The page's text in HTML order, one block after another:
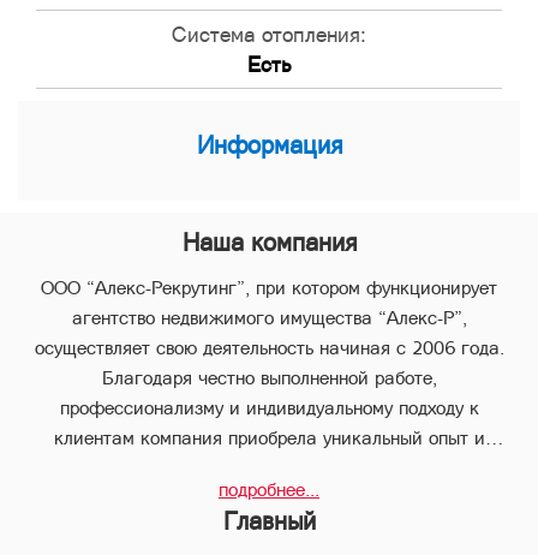
Система отопления:
Есть
Информация
Наша компания
ООО “Алекс-Рекрутинг”, при котором функционирует
агентство недвижимого имущества “Алекс-Р”,
осуществляет свою деятельность начиная с 2006 года.
Благодаря честно выполненной работе,
профессионализму и индивидуальному подходу к
клиентам компания приобрела уникальный опыт и
В компании “Алекс-Р” предоставляется целый пакет
услуг, что позволяет клиенту с наименьшими потерями во
подробнее...
Главный